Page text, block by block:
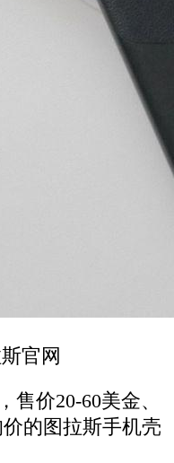
官网
价20-60美金、
的图拉斯手机壳